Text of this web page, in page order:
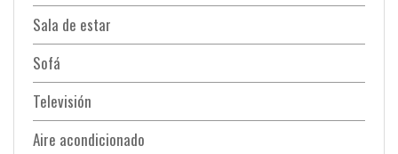
Sala de estar
Sofá
Televisión
Aire acondicionado